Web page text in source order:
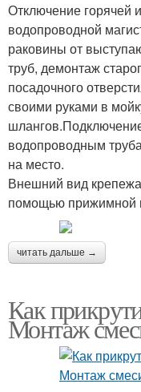
Отключение горячей
водопроводной
раковины от
труб, демонтаж
посадочного
своими руками в
водопроводным
на место.
Внешний вид
помощью прижимной
читать дальше →
Как
Монтаж